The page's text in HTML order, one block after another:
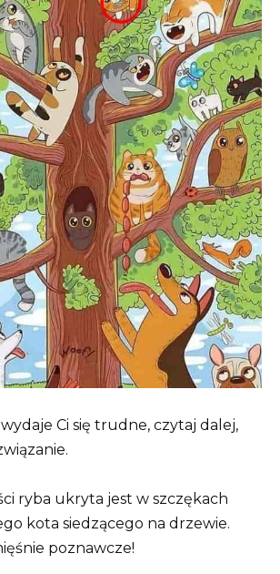
Ci się trudne, czytaj dalej,
ryba ukryta jest w szczękach
kota siedzącego na drzewie.
poznawcze!